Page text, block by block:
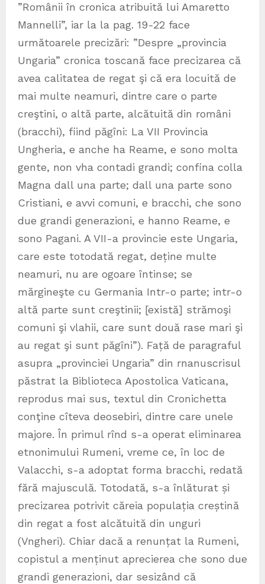
”Românii în cronica atribuită lui Amaretto
Mannelli”, iar la la pag. 19-22 face
următoarele precizări: ”Despre „provincia
Ungaria” cronica toscană face precizarea că
avea calitatea de regat şi că era locuită de
mai multe neamuri, dintre care o parte
creştini, o altă parte, alcătuită din români
(bracchi), fiind păgîni: La VII Provincia
Ungheria, e anche ha Reame, e sono molta
gente, non vha contadi grandi; confina colla
Magna dall una parte; dall una parte sono
Cristiani, e avvi comuni, e bracchi, che sono
due grandi generazioni, e hanno Reame, e
sono Pagani. A VII-a provincie este Ungaria,
care este totodată regat, deține multe
neamuri, nu are ogoare întinse; se
mărgineşte cu Germania Intr-o parte; intr-o
altă parte sunt creştinii; [există] strămoşi
comuni şi vlahii, care sunt două rase mari şi
au regat şi sunt păgîni”). Față de paragraful
asupra „provinciei Ungaria” din rnanuscrisul
păstrat la Biblioteca Apostolica Vaticana,
reprodus mai sus, textul din Cronichetta
conţine cîteva deosebiri, dintre care unele
majore. În primul rînd s-a operat eliminarea
etnonimului Rumeni, vreme ce, în loc de
Valacchi, s-a adoptat forma bracchi, redată
fără majusculă. Totodată, s-a înlăturat și
precizarea potrivit căreia populația creștină
din regat a fost alcătuită din unguri
(Vngheri). Chiar dacă a renunțat la Rumeni,
copistul a menținut aprecierea che sono due
grandi generazioni, dar sesizând că